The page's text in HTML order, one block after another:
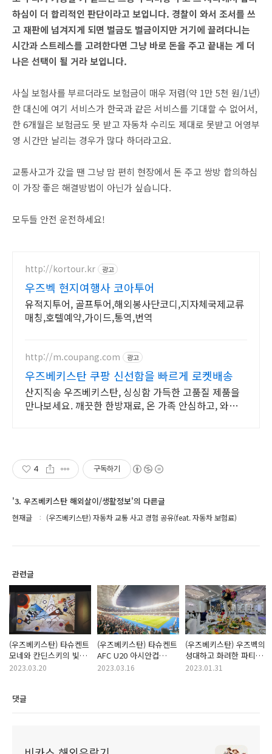
하심이 더 합리적인 판단이라고 보입니다. 경찰이 와서 조서를 쓰
고 재판에 넘겨지게 되면 벌금도 벌금이지만 거기에 끌려다니는
시간과 스트레스를 고려한다면 그냥 바로 돈을 주고 끝내는 게 더
나은 선택이 될 거라 보입니다.
사실 보험사를 부르더라도 보험금이 매우 저렴(약 1만 5천 원/1년)
한 대신에 여기 서비스가 한국과 같은 서비스를 기대할 수 없어서,
한 6개월은 보험금도 못 받고 자동차 수리도 제대로 못받고 어영부
영 시간만 날리는 경우가 많다 하더라고요.
교통사고가 갔을 땐 그냥 맘 편히 현장에서 돈 주고 쌍방 합의하심
이 가장 좋은 해결방법이 아닌가 싶습니다.
모두들 안전 운전하세요!
http://kortour.kr 광고
우즈벡 현지여행사 코아투어
유적지투어, 골프투어,해외봉사단코디,지자체국제교류
매칭,호텔예약,가이드,통역,번역
http://m.coupang.com 광고
우즈베키스탄 쿠팡 신선함을 빠르게 로켓배송
산지직송 우즈베키스탄, 싱싱함 가득한 고품질 제품을
만나보세요. 깨끗한 한방재료, 온 가족 안심하고, 와우회
4 구독하기
'3. 우즈베키스탄 해외살이/생활정보'의 다른글
현재글 (우즈베키스탄) 자동차 교통 사고 경험 공유(feat. 자동차 보험료)
관련글
(우즈베키스탄) 타슈켄트
모네와 칸딘스키의 빛의
벙커 예술 전시 관람
2023.03.20
(우즈베키스탄) 타슈켄트
AFC U20 아시안컵
4강전 경기장 직관 후기
2023.03.16
(우즈베키스탄) 우즈벡의
성대하고 화려한 파티
문화 (feat. 미녀 무희의
2023.01.31
댓글